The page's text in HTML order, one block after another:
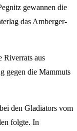
gewannen die
das Amberger-
Riverrats aus
gegen die Mammuts
den Gladiators vom
folgte. In